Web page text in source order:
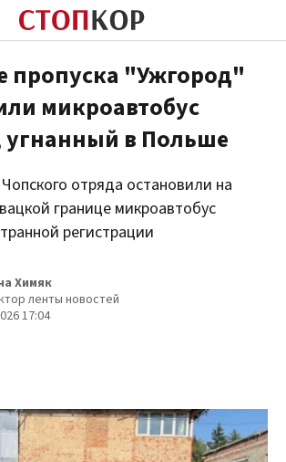
Коррупции
пропуска "Ужгород"
микроавтобус
угнанный в Польше
отряда остановили на
границе микроавтобус
регистрации
Химяк
ленты новостей
17:04